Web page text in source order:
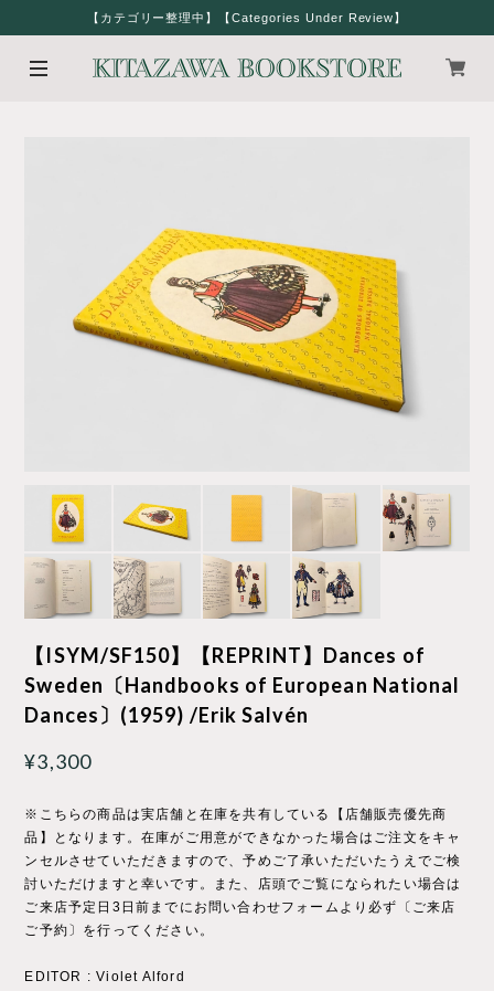
【カテゴリー整理中】【Categories Under Review】
【ISYM/SF150】【REPRINT】Dances of
Sweden〔Handbooks of European National
Dances〕(1959) /Erik Salvén
¥3,300
※こちらの商品は実店舗と在庫を共有している【店舗販売優先商
品】となります。在庫がご用意ができなかった場合はご注文をキャ
ンセルさせていただきますので、予めご了承いただいたうえでご検
討いただけますと幸いです。また、店頭でご覧になられたい場合は
ご来店予定日3日前までにお問い合わせフォームより必ず〔ご来店
ご予約〕を行ってください。
EDITOR : Violet Alford